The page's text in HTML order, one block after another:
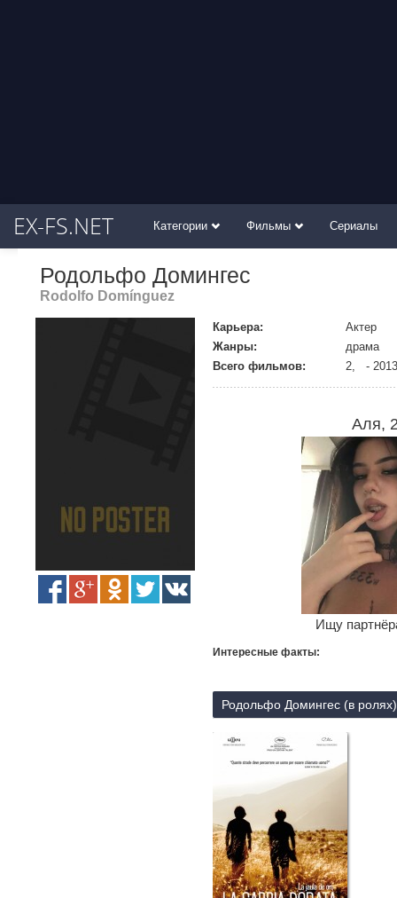
EX-FS.NET Категории Фильмы Сериалы
Родольфо Домингес
Rodolfo Domínguez
Карьера:
Актер
Жанры:
драма
Всего фильмов:
2, - 2013
Аля,
Ищу
Интересные факты:
Родольфо Домингес (в ролях)